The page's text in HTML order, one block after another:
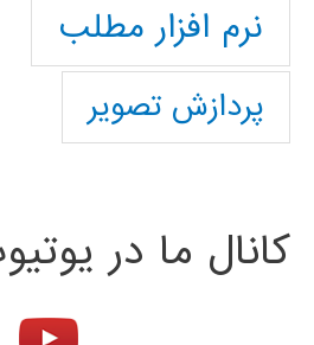
نرم افزار مطلب
پردازش تصویر
کانال ما در